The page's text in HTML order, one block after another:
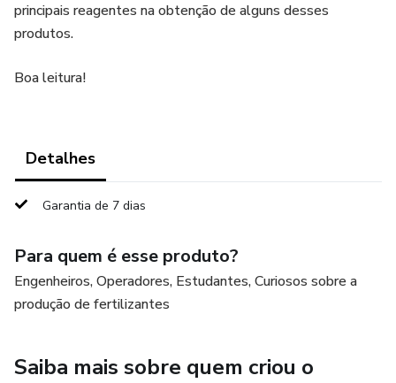
principais reagentes na obtenção de alguns desses
produtos.
Boa leitura!
Detalhes
Garantia de 7 dias
Para quem é esse produto?
Engenheiros, Operadores, Estudantes, Curiosos sobre a
produção de fertilizantes
Saiba mais sobre quem criou o